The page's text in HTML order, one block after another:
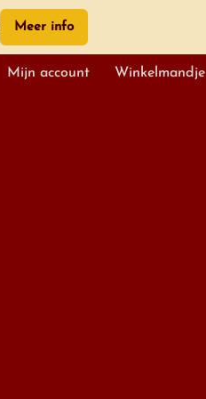
Mijn account Winkelmandje
Meer info